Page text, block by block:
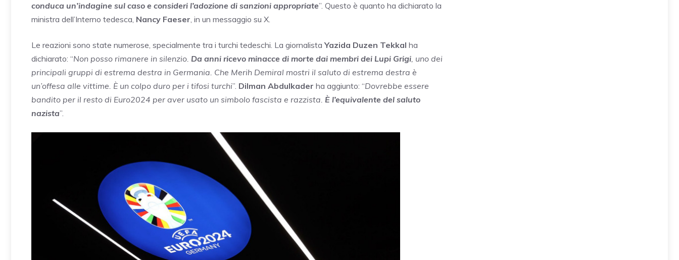
conduca un’indagine sul caso e consideri l’adozione di sanzioni appropriate”. Questo è quanto ha dichiarato la
ministra dell’Interno tedesca, Nancy Faeser, in un messaggio su X.
Le reazioni sono state numerose, specialmente tra i turchi tedeschi. La giornalistaYazida Duzen Tekkal ha
dichiarato: “Non posso rimanere in silenzio. Da anni ricevo minacce di morte dai membri dei Lupi Grigi, uno dei
principali gruppi di estrema destra in Germania. Che Merih Demiral mostri il saluto di estrema destra è
un’offesa alle vittime. È un colpo duro per i tifosi turchi”. Dilman Abdulkader ha aggiunto: “Dovrebbe essere
bandito per il resto di Euro2024 per aver usato un simbolo fascista e razzista. È l’equivalente del saluto
nazista”.